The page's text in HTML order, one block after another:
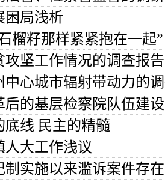
困局浅析
榴籽那样紧紧抱在一起”
攻坚工作情况的调查报告
中心城市辐射带动力的
后的基层检察院队伍建
底线 民主的精髓
人大工作浅议
制实施以来滥诉案件存